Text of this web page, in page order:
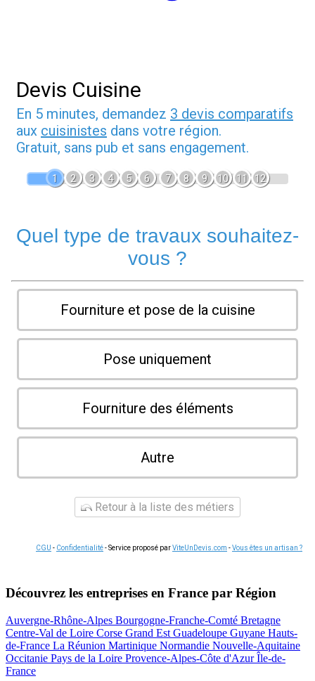
Devis Cuisine
En 5 minutes, demandez 3 devis comparatifs
aux cuisinistes dans votre région.
Gratuit, sans pub et sans engagement.
1 2 3 4 5 6 7 8 9 10 11 12
Quel type de travaux souhaitez-
vous ?
Fourniture et pose de la cuisine
Pose uniquement
Fourniture des éléments
Autre
Retour à la liste des métiers
CGU - Confidentialité- Service proposé parViteUnDevis.com -Vous êtes un artisan ?
Découvrez les entreprises en France par Région
Auvergne-Rhône-Alpes Bourgogne-Franche-Comté Bretagne
Centre-Val de Loire Corse Grand Est Guadeloupe Guyane Hauts-
de-France La Réunion Martinique Normandie Nouvelle-Aquitaine
Occitanie Pays de la Loire Provence-Alpes-Côte d'AzurÎle-de-
France